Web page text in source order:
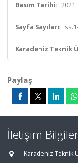
Basım Tarihi: 2021
Sayfa Sayıları:
Karadeniz Teknik
Paylaş
İletişim
Karadeniz Teknik